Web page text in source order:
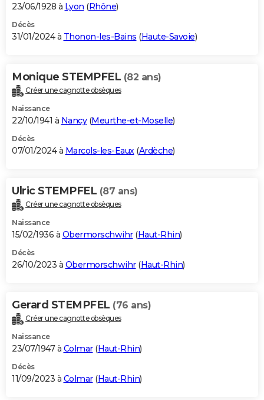
23/06/1928 à Lyon (Rhône)
Décès
31/01/2024 à Thonon-les-Bains (Haute-Savoie)
Monique STEMPFEL (82 ans)
Créer une cagnotte obsèques
Naissance
22/10/1941 à Nancy(Meurthe-et-Moselle)
Décès
07/01/2024 à Marcols-les-Eaux(Ardèche)
Ulric STEMPFEL (87 ans)
Créer une cagnotte obsèques
Naissance
15/02/1936 à Obermorschwihr(Haut-Rhin)
Décès
26/10/2023 à Obermorschwihr(Haut-Rhin)
Gerard STEMPFEL (76 ans)
Créer une cagnotte obsèques
Naissance
23/07/1947 à Colmar(Haut-Rhin)
Décès
11/09/2023 à Colmar(Haut-Rhin)